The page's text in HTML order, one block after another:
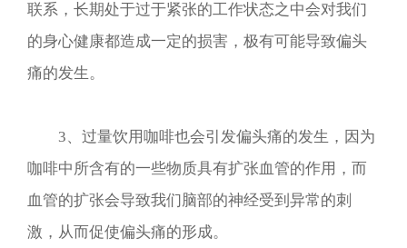
联系，长期处于过于紧张的工作状态之中会对我们
的身心健康都造成一定的损害，极有可能导致偏头
痛的发生。
3、过量饮用咖啡也会引发偏头痛的发生，因为
咖啡中所含有的一些物质具有扩张血管的作用，而
血管的扩张会导致我们脑部的神经受到异常的刺
激，从而促使偏头痛的形成。